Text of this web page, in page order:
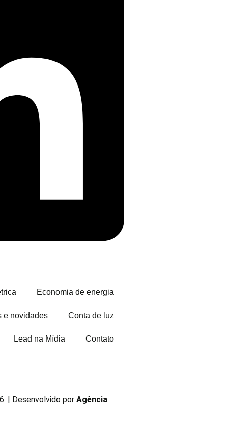
Economia de energia
e novidades Conta de luz
Lead na Mídia Contato
| Desenvolvido por Agência